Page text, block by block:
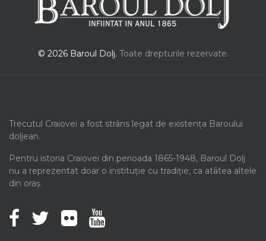
© 2026 Baroul Dolj. Toate drepturile rezervate.
Trecutul Craiovei a fost strâns legat de existența Baroului
doljean.
Pentru istoria Craiovei din perioada 1865-1948, Baroul Dolj
nu a reprezentat doar o instituție cu tradiție, ca atâtea altele
din oraș.